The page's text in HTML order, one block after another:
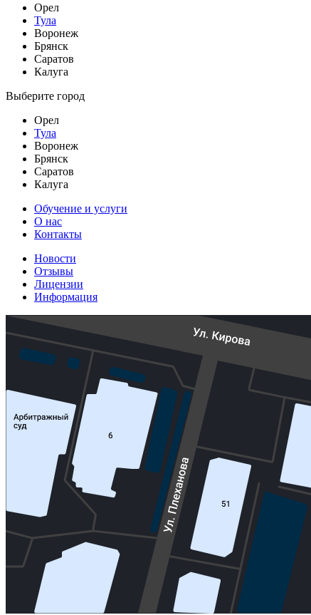
Орел
Тула
Воронеж
Брянск
Саратов
Калуга
Выберите город
Орел
Тула
Воронеж
Брянск
Саратов
Калуга
Обучение и услуги
О нас
Контакты
Новости
Отзывы
Лицензии
Информация